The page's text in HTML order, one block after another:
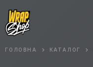
ГОЛОВНА КАТАЛОГ